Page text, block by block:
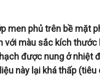
men phủ trên bề mặt
với màu sắc kích
được nung ở nhiệt
này lại khá thấp